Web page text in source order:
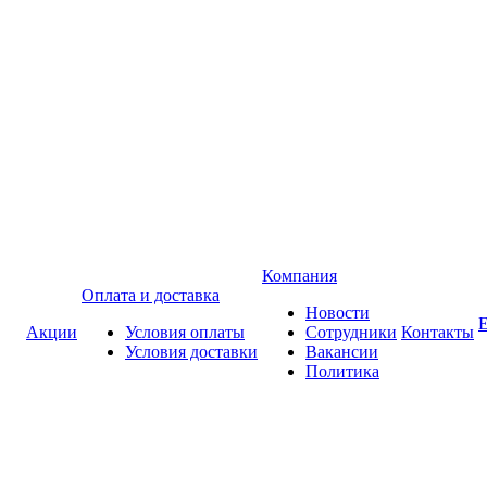
Акции
Оплата и доставка
Условия оплаты
Условия доставки
Компания
Новости
Сотрудники
Вакансии
Политика
Контакты